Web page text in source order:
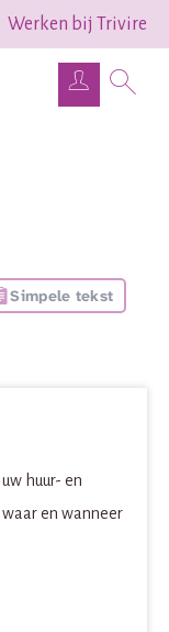
Werken bij Trivire
Simpele tekst
huur- en
en wanneer